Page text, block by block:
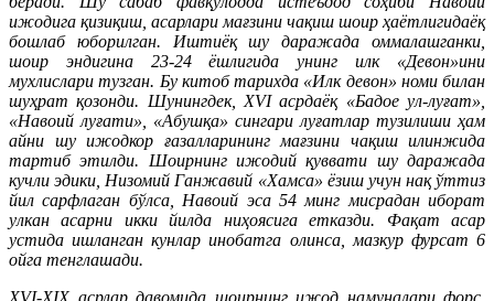
ижодига қизиқиш, асарлари мағзини чақиш шоир ҳаётлигидаёқ
бошлаб юборилган. Иштиёқ шу даражада оммалашганки,
шоир эндигина 23-24 ёшлигида унинг илк «Девон»ини
мухлислари тузган. Бу китоб тарихда «Илк девон» номи билан
шуҳрат қозонди. Шунингдек, XVI асрдаёқ «Бадое ул-луғат»,
«Навоий луғати», «Абушқа» сингари луғатлар тузилиши ҳам
айни шу ижодкор ғазалларининг мағзини чақиш илинжида
тартиб этилди. Шоирнинг ижодий қуввати шу даражада
кучли эдики, Низомий Ганжавий «Хамса» ёзиш учун нақ ўттиз
йил сарфлаган бўлса, Навоий эса 54 минг мисрадан иборат
улкан асарни икки йилда ниҳоясига етказди. Фақат асар
устида ишланган кунлар инобатга олинса, мазкур фурсат 6
ойга тенглашади.
XVI-XIX асрлар давомида шоирнинг ижод намуналари форс,